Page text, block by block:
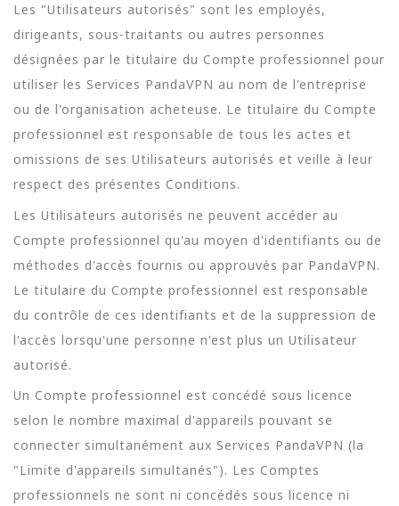
Les "Utilisateurs autorisés" sont les employés,
dirigeants, sous-traitants ou autres personnes
désignées par le titulaire du Compte professionnel pour
utiliser les Services PandaVPN au nom de l'entreprise
ou de l'organisation acheteuse. Le titulaire du Compte
professionnel est responsable de tous les actes et
omissions de ses Utilisateurs autorisés et veille à leur
respect des présentes Conditions.
Les Utilisateurs autorisés ne peuvent accéder au
Compte professionnel qu'au moyen d'identifiants ou de
méthodes d'accès fournis ou approuvés par PandaVPN.
Le titulaire du Compte professionnel est responsable
du contrôle de ces identifiants et de la suppression de
l'accès lorsqu'une personne n'est plus un Utilisateur
autorisé.
Un Compte professionnel est concédé sous licence
selon le nombre maximal d'appareils pouvant se
connecter simultanément aux Services PandaVPN (la
"Limite d'appareils simultanés"). Les Comptes
professionnels ne sont ni concédés sous licence ni